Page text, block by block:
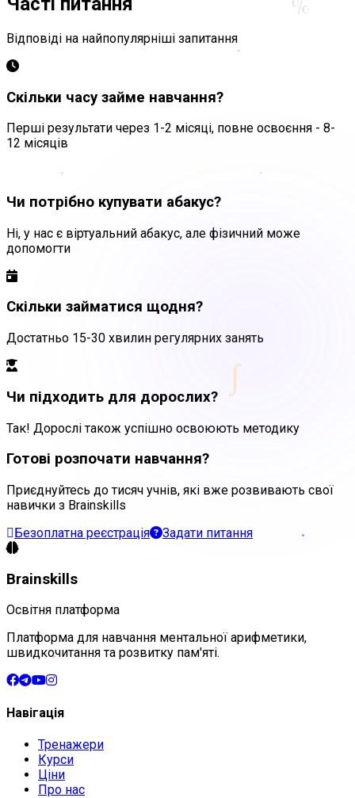
∫
Відповіді на найпопулярніші запитання
Скільки часу займе навчання?
Перші результати через 1-2 місяці, повне освоєння - 8-
12 місяців
Чи потрібно купувати абакус?
Ні, у нас є віртуальний абакус, але фізичний може
допомогти
Скільки займатися щодня?
Достатньо 15-30 хвилин регулярних занять
Чи підходить для дорослих?
Так! Дорослі також успішно освоюють методику
Готові розпочати навчання?
Приєднуйтесь до тисяч учнів, які вже розвивають свої
навички з Brainskills
Безоплатна реєстрація
Задати питання
Brainskills
Освітня платформа
Платформа для навчання ментальної арифметики,
швидкочитання та розвитку пам'яті.
Навігація
Тренажери
Курси
Ціни
Про нас